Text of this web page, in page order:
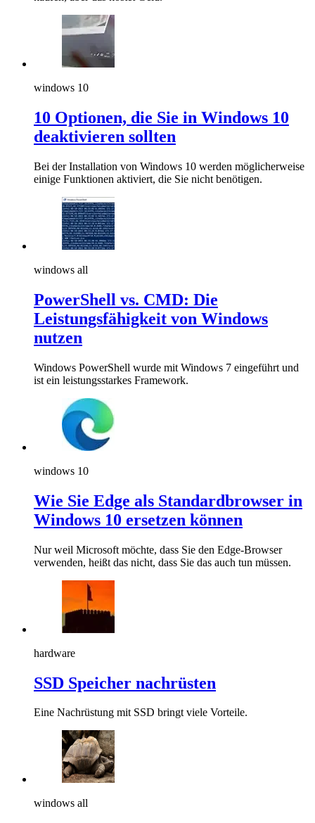
windows 10
10 Optionen, die Sie in Windows 10
deaktivieren sollten
Bei der Installation von Windows 10 werden möglicherweise
einige Funktionen aktiviert, die Sie nicht benötigen.
windows all
PowerShell vs. CMD: Die
Leistungsfähigkeit von Windows
nutzen
Windows PowerShell wurde mit Windows 7 eingeführt und
ist ein leistungsstarkes Framework.
windows 10
Wie Sie Edge als Standardbrowser in
Windows 10 ersetzen können
Nur weil Microsoft möchte, dass Sie den Edge-Browser
verwenden, heißt das nicht, dass Sie das auch tun müssen.
hardware
SSD Speicher nachrüsten
Eine Nachrüstung mit SSD bringt viele Vorteile.
windows all